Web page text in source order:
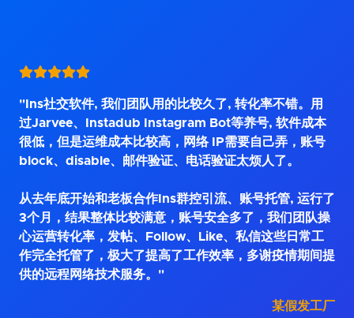
"Ins社交软件, 我们团队用的比较久了, 转化率不错。用
过Jarvee、Instadub Instagram Bot等养号, 软件成本
很低，但是运维成本比较高，网络 IP需要自己弄，账号
block、disable、邮件验证、电话验证太烦人了。
从去年底开始和老板合作Ins群控引流、账号托管, 运行了
3个月，结果整体比较满意，账号安全多了，我们团队操
心运营转化率，发帖、Follow、Like、私信这些日常工
作完全托管了，极大了提高了工作效率，多谢疫情期间提
供的远程网络技术服务。"
某假发工厂